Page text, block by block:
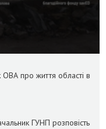
про життя області в
ГУНП розповість